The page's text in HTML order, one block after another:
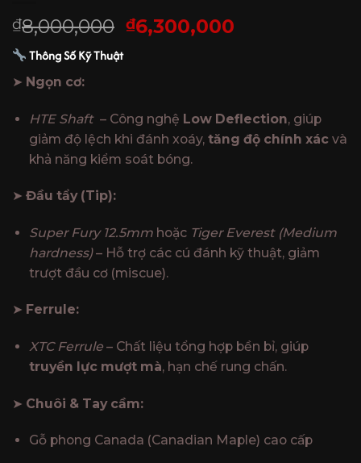
₫8,000,000 Giá
gốc
₫6,300,000
Thông Số Kỹ Thuật
➤ Ngọn cơ:
HTE Shaft – Công nghệ Low Deflection, giúp
giảm độ lệch khi đánh xoáy, tăng độ chính xác và
khả năng kiểm soát bóng.
➤ Đầu tẩy (Tip):
Super Fury 12.5mmhoặc Tiger Everest (Medium
hardness)– Hỗ trợ các cú đánh kỹ thuật, giảm
trượt đầu cơ (miscue).
➤ Ferrule:
XTC Ferrule– Chất liệu tổng hợp bền bỉ, giúp
truyền lực mượt mà, hạn chế rung chấn.
➤ Chuôi & Tay cầm:
Gỗ phong Canada (Canadian Maple) cao cấp